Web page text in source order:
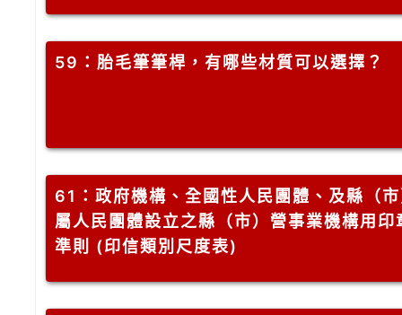
59 ：胎毛筆筆桿，有哪些材質可以選擇？
61 ：政府機構、全國性人民團體、及縣（
屬人民團體設立之縣（市）營事業機構用印
準則 (印信類別尺度表)